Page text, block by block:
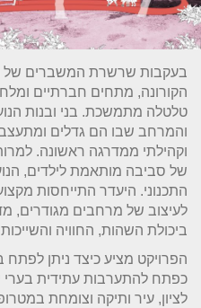
בעקבות שרשרת המשברים של
הקורונה, מתחים חברתיים
טלטלה מתמשכת. בני ובנות
והמרחב שבו הם גדלים
וקהילתי ממדרגה ראשונה.
של סביבה מותאמת לילדים,
התכנוני. היעדר התייחסות
לעיצוב של מרחבים מגודרים,
ביכולת השהות, החוויה
הפרויקט מציע כיצד ניתן לפתח
כפתח להתערבות עתידית בערי
לציון, עיר ותיקה וצומחת